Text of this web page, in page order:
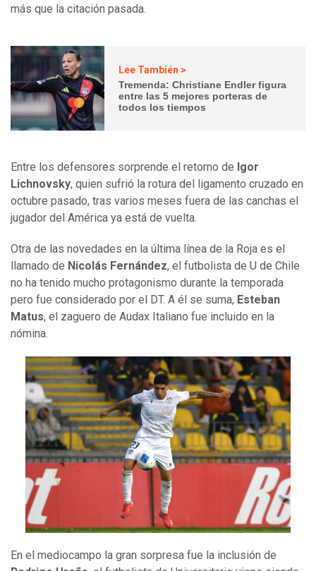
más que la citación pasada.
Lee También >
Tremenda: Christiane Endler figura
entre las 5 mejores porteras de
todos los tiempos
Entre los defensores sorprende el retorno de Igor
Lichnovsky, quien sufrió la rotura del ligamento cruzado en
octubre pasado, tras varios meses fuera de las canchas el
jugador del América ya está de vuelta.
Otra de las novedades en la última línea de la Roja es el
llamado de Nicolás Fernández, el futbolista de U de Chile
no ha tenido mucho protagonismo durante la temporada
pero fue considerado por el DT. A él se suma, Esteban
Matus, el zaguero de Audax Italiano fue incluido en la
nómina.
En el mediocampo la gran sorpresa fue la inclusión de